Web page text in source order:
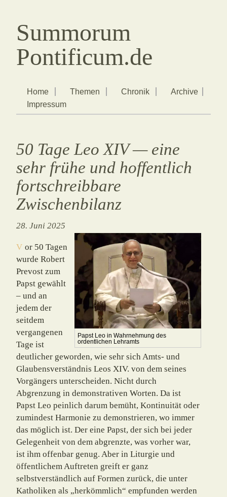
Summorum
Pontificum.de
Home Themen Chronik
Archive
Impressum
50 Tage Leo XIV — eine
sehr frühe und hoffentlich
fortschreibbare
Zwischenbilanz
28. Juni 2025
Papst Leo in Wahrnehmung des
ordentlichen Lehramts
Vor 50 Tagen
wurde Robert
Prevost zum
Papst gewählt
– und an
jedem der
seit­dem
vergangenen
Tage ist
deutlicher geworden, wie sehr sich Amts- und
Glaubensver­ständ­nis Leos XIV. von dem seines
Vorgängers unterscheiden. Nicht durch
Abgrenzung in de­mon­strativen Worten. Da ist
Papst Leo peinlich darum bemüht, Kontinuität oder
zumindest Har­monie zu demonstrieren, wo immer
das möglich ist. Der eine Papst, der sich bei jeder
Gelegenheit von dem abgrenzte, was vorher war,
ist ihm offenbar genug. Aber in Liturgie und
öffent­lichem Auftreten greift er ganz
selbstverständlich auf Formen zurück, die unter
Katholi­ken als „herkömmlich“ empfunden werden